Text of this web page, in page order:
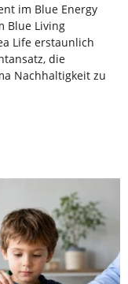
im Blue Energy
Blue Living
Life erstaunlich
die
Nachhaltigkeit zu